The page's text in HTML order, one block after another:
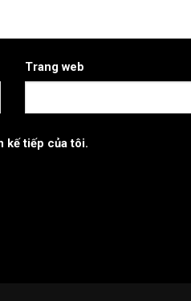
Trang web
kế tiếp của tôi.